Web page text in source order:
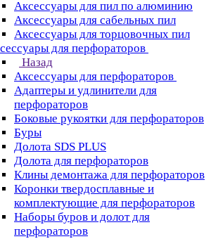
Аксессуары для пил по алюминию
Аксессуары для сабельных пил
Аксессуары для торцовочных пил
для перфораторов
Назад
Аксессуары для перфораторов
Адаптеры и удлинители для
перфораторов
Боковые рукоятки для перфораторов
Буры
Долота SDS PLUS
Долота для перфораторов
Клины демонтажа для перфораторов
Коронки твердосплавные и
комплектующие для перфораторов
Наборы буров и долот для
перфораторов